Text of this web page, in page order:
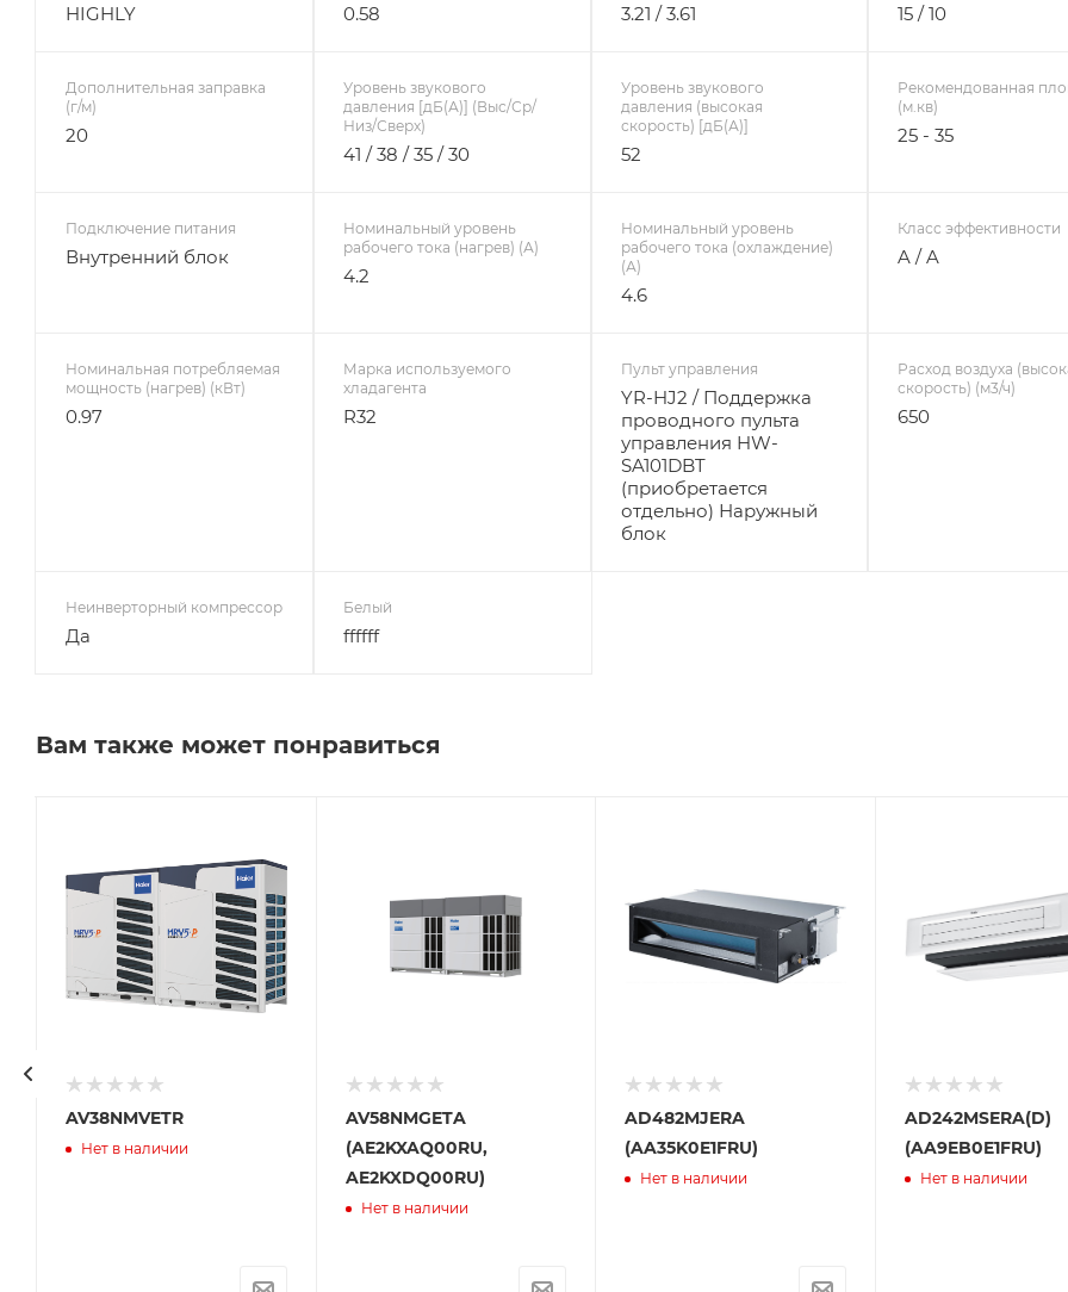
HIGHLY 0.58 3.21 / 3.61 15 / 10
Дополнительная заправка
(г/м)
20
Уровень звукового
давления [дБ(А)] (Выс/Ср/
Низ/Сверх)
41 / 38 / 35 / 30
Уровень звукового
давления (высокая
скорость) [дБ(А)]
52
Рекомендованная
(м.кв)
25 - 35
Подключение питания
Внутренний блок
Номинальный уровень
рабочего тока (нагрев) (А)
4.2
Номинальный уровень
рабочего тока (охлаждение)
(А)
4.6
Класс эффективности
A / A
Номинальная потребляемая
мощность (нагрев) (кВт)
0.97
Марка используемого
хладагента
R32
Пульт управления
YR-HJ2 / Поддержка
проводного пульта
управления HW-
SA101DBT
(приобретается
отдельно) Наружный
блок
Расход воздуха
скорость) (м3/ч)
650
Неинверторный компрессор
Да
Белый
ffffff
Вам также может понравиться
AV38NMVETR
Нет в наличии
AV58NMGETA
(AE2KXAQ00RU,
AE2KXDQ00RU)
Нет в наличии
AD482MJERA
(AA35K0E1FRU)
Нет в наличии
AD242MSERA(D)
(AA9EB0E1FRU)
Нет в наличии